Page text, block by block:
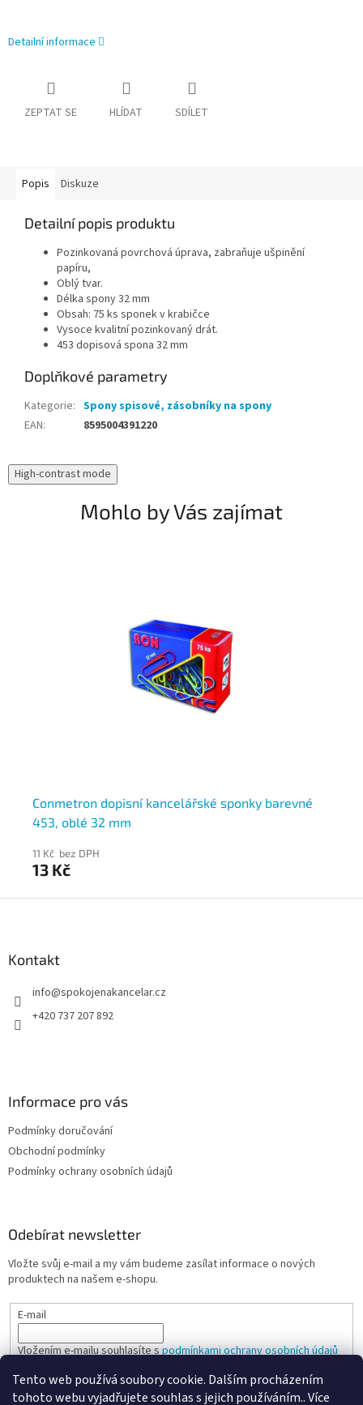
Tento web používá soubory cookie. Dalším procházením
tohoto webu vyjadřujete souhlas s jejich používáním.. Více
Detailní informace
ZEPTAT SE HLÍDAT SDÍLET
Popis Diskuze
Detailní popis produktu
Pozinkovaná povrchová úprava, zabraňuje ušpinění
papíru,
Oblý tvar.
Délka spony 32 mm
Obsah: 75 ks sponek v krabičce
Vysoce kvalitní pozinkovaný drát.
453 dopisová spona 32 mm
Doplňkové parametry
Kategorie: Spony spisové, zásobníky na spony
EAN: 8595004391220
High-contrast mode
Mohlo by Vás zajímat
Conmetron dopisní kancelářské sponky barevné
453, oblé 32 mm
11 Kč bez DPH
13 Kč
Kontakt
info@spokojenakancelar.cz
+420 737 207 892
Informace pro vás
Podmínky doručování
Obchodní podmínky
Podmínky ochrany osobních údajů
Odebírat newsletter
Vložte svůj e-mail a my vám budeme zasílat informace o nových
produktech na našem e-shopu.
E-mail
Vložením e-mailu souhlasíte spodmínkami ochrany osobních údajů
PŘIHLÁSIT SE